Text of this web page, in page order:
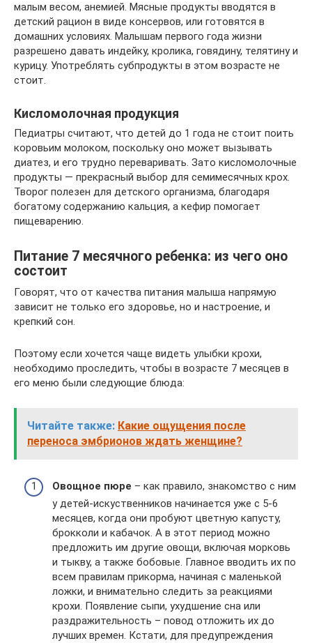
малым весом, анемией. Мясные продукты вводятся в
детский рацион в виде консервов, или готовятся в
домашних условиях. Малышам первого года жизни
разрешено давать индейку, кролика, говядину, телятину и
курицу. Употреблять субпродукты в этом возрасте не
стоит.
Кисломолочная продукция
Педиатры считают, что детей до 1 года не стоит поить
коровьим молоком, поскольку оно может вызывать
диатез, и его трудно переваривать. Зато кисломолочные
продукты — прекрасный выбор для семимесячных крох.
Творог полезен для детского организма, благодаря
богатому содержанию кальция, а кефир помогает
пищеварению.
Питание 7 месячного ребенка: из чего оно
состоит
Говорят, что от качества питания малыша напрямую
зависит не только его здоровье, но и настроение, и
крепкий сон.
Поэтому если хочется чаще видеть улыбки крохи,
необходимо проследить, чтобы в возрасте 7 месяцев в
его меню были следующие блюда:
Читайте также: Какие ощущения после
переноса эмбрионов ждать женщине?
Овощное пюре – как правило, знакомство с ним
у детей-искуственников начинается уже с 5-6
месяцев, когда они пробуют цветную капусту,
брокколи и кабачок. А в этот период можно
предложить им другие овощи, включая морковь
и тыкву, а также бобовые. Главное вводить их по
всем правилам прикорма, начиная с маленькой
ложки, и внимательно следить за реакциями
крохи. Появление сыпи, ухудшение сна или
раздражительность – повод отложить их до
лучших времен. Кстати, для предупреждения